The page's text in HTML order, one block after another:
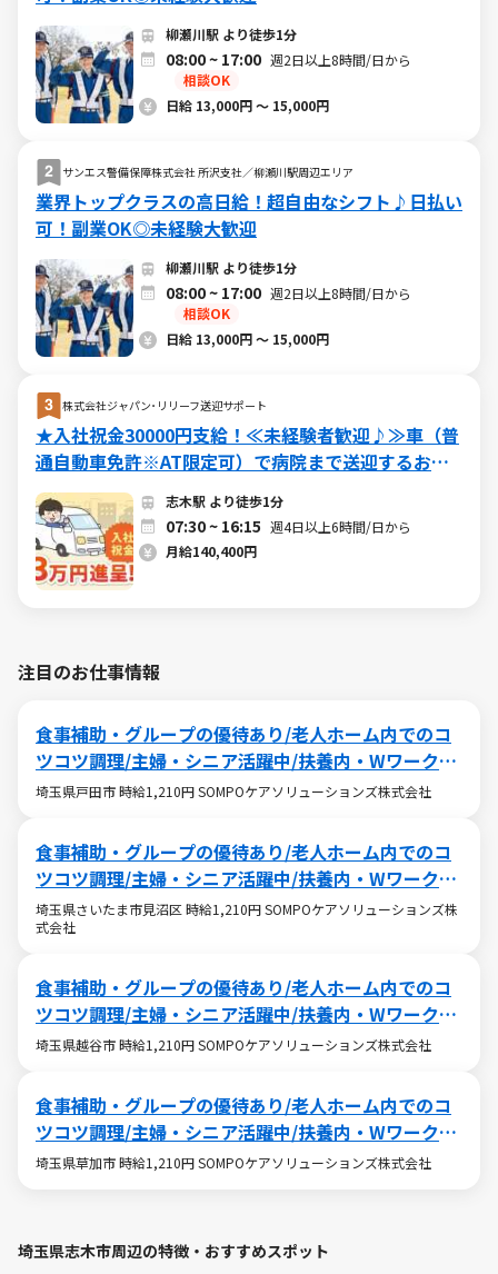
柳瀬川駅 より徒歩1分
08:00 ~ 17:00 週2日以上8時間/日から
相談OK
日給 13,000円 ～ 15,000円
サンエス警備保障株式会社 所沢支社／柳瀬川駅周辺エリア
業界トップクラスの高日給！超自由なシフト♪日払い
可！副業OK◎未経験大歓迎
柳瀬川駅 より徒歩1分
08:00 ~ 17:00 週2日以上8時間/日から
相談OK
日給 13,000円 ～ 15,000円
株式会社ジャパン･リリーフ送迎サポート
★入社祝金30000円支給！≪未経験者歓迎♪≫車（普
通自動車免許※AT限定可）で病院まで送迎するお仕
事
志木駅 より徒歩1分
07:30 ~ 16:15 週4日以上6時間/日から
月給140,400円
注目のお仕事情報
食事補助・グループの優待あり/老人ホーム内でのコ
ツコツ調理/主婦・シニア活躍中/扶養内・Wワークも
OK
埼玉県戸田市 時給1,210円 SOMPOケアソリューションズ株式会社
食事補助・グループの優待あり/老人ホーム内でのコ
ツコツ調理/主婦・シニア活躍中/扶養内・Wワークも
OK
埼玉県さいたま市見沼区 時給1,210円 SOMPOケアソリューションズ株
式会社
食事補助・グループの優待あり/老人ホーム内でのコ
ツコツ調理/主婦・シニア活躍中/扶養内・Wワークも
OK
埼玉県越谷市 時給1,210円 SOMPOケアソリューションズ株式会社
食事補助・グループの優待あり/老人ホーム内でのコ
ツコツ調理/主婦・シニア活躍中/扶養内・Wワークも
OK
埼玉県草加市 時給1,210円 SOMPOケアソリューションズ株式会社
埼玉県志木市周辺の特徴・おすすめスポット